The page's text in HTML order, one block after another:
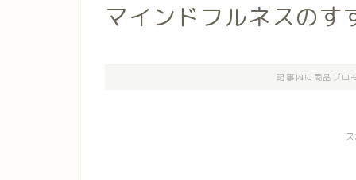
マインドフルネスのす
記事内に商品プロ